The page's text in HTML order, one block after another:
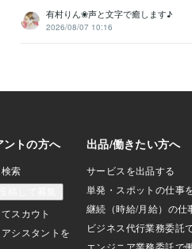
有村りん❀声と文字で癒します♪
2026/08/07 10:16